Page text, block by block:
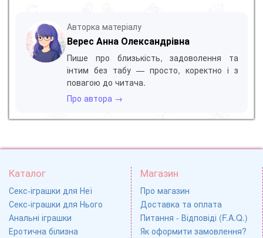
Авторка матеріалу
Верес Анна Олександрівна
Пише про близькість, задоволення та
інтим без табу — просто, коректно і з
повагою до читача.
Про автора →
Каталог
Секс-іграшки для Неї
Секс-іграшки для Нього
Анальні іграшки
Еротична білизна
Магазин
Про магазин
Доставка та оплата
Питання - Відповіді (F.A.Q.)
Як оформити замовлення?